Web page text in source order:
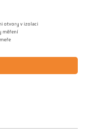
otvory v izolaci
měření